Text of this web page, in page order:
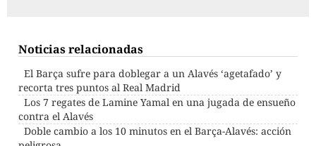
Noticias relacionadas
El Barça sufre para doblegar a un Alavés ‘agetafado’ y
recorta tres puntos al Real Madrid
Los 7 regates de Lamine Yamal en una jugada de ensueño
contra el Alavés
Doble cambio a los 10 minutos en el Barça-Alavés: acción